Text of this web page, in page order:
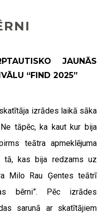
JAUNĀS
“FIND 2025”
izrādes laikā sāka
tāpēc, ka kaut kur bija
teātra apmeklējuma
tā, kas bija redzams uz
Milo Rau Ģentes teātrī
bērni”. Pēc izrādes
sarunā ar skatītājiem